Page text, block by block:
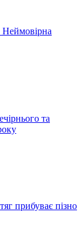
Неймовірна
та
прибуває пізно